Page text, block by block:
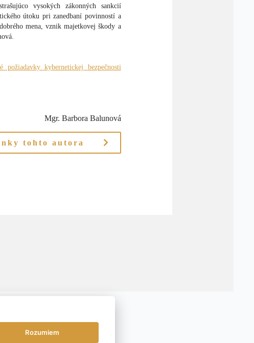
vysokých zákonných sankcií
útoku pri zanedbaní povinností a
mena, vznik majetkovej škody a
požiadavky kybernetickej bezpečnosti
Mgr. Barbora Balunová
tohto autora
Rozumiem